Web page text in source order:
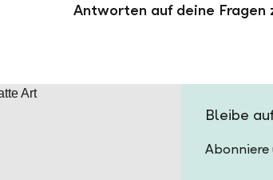
Antworten auf deine
Bleibe